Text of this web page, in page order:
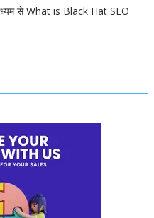
से What is Black Hat SEO